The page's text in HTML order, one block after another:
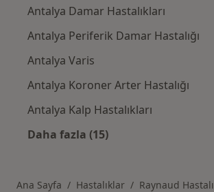
Antalya Damar Hastalıkları
Antalya Periferik Damar Hastalığı
Antalya Varis
Antalya Koroner Arter Hastalığı
Antalya Kalp Hastalıkları
Daha fazla (15)
Ana Sayfa Hastalıklar Raynaud